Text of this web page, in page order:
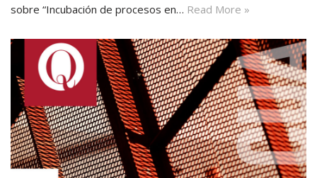
sobre “Incubación de procesos en… Read More »